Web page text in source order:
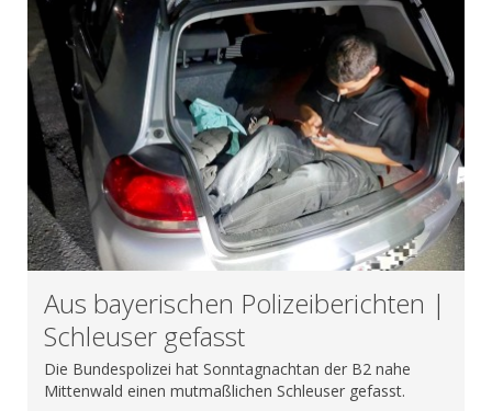
Aus bayerischen Polizeiberichten |
Schleuser gefasst
Die Bundespolizei hat Sonntagnachtan der B2 nahe
Mittenwald einen mutmaßlichen Schleuser gefasst.